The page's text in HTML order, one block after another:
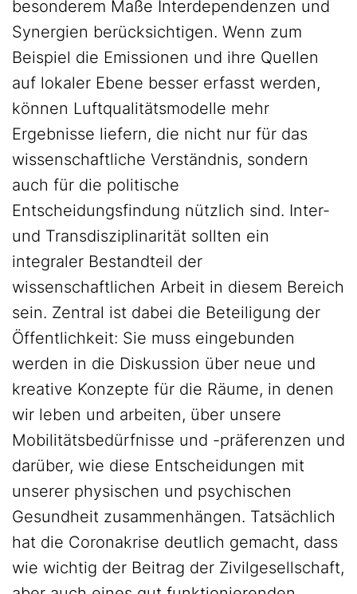
besonderem Maße Interdependenzen und
Synergien berücksichtigen. Wenn zum
Beispiel die Emissionen und ihre Quellen
auf lokaler Ebene besser erfasst werden,
können Luftqualitätsmodelle mehr
Ergebnisse liefern, die nicht nur für das
wissenschaftliche Verständnis, sondern
auch für die politische
Entscheidungsfindung nützlich sind. Inter-
und Transdisziplinarität sollten ein
integraler Bestandteil der
wissenschaftlichen Arbeit in diesem Bereich
sein. Zentral ist dabei die Beteiligung der
Öffentlichkeit: Sie muss eingebunden
werden in die Diskussion über neue und
kreative Konzepte für die Räume, in denen
wir leben und arbeiten, über unsere
Mobilitätsbedürfnisse und -präferenzen und
darüber, wie diese Entscheidungen mit
unserer physischen und psychischen
Gesundheit zusammenhängen. Tatsächlich
hat die Coronakrise deutlich gemacht, dass
wie wichtig der Beitrag der Zivilgesellschaft,